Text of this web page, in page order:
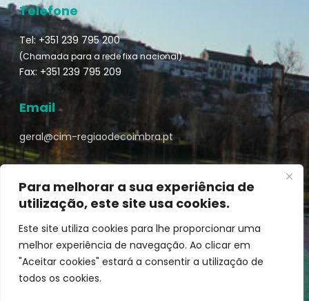
Para melhorar a sua experiência de
utilização, este site usa cookies.
Este site utiliza cookies para lhe proporcionar uma
melhor experiência de navegação. Ao clicar em
"Aceitar cookies" estará a consentir a utilização de
todos os cookies.
Telefone
Tel: +351 239 795 200
(Chamada para a rede fixa nacional)
Fax: +351 239 795 209
Email
geral@cim-regiaodecoimbra.pt
Turismo de Coimbra © || Desenvolvido por